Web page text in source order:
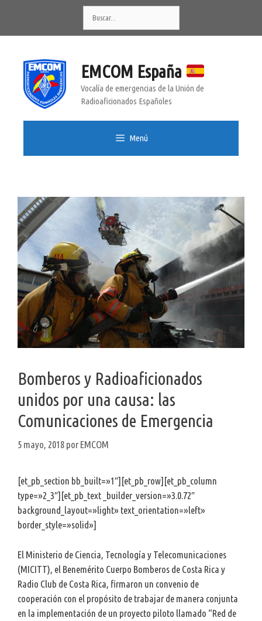
contenido
EMCOM España
Vocalía de emergencias de la Unión de
Radioaficionados Españoles
Menú
Bomberos y Radioaficionados
unidos por una causa: las
Comunicaciones de Emergencia
5 mayo, 2018 por EMCOM
[et_pb_section bb_built=»1″][et_pb_row][et_pb_column
type=»2_3″][et_pb_text _builder_version=»3.0.72″
background_layout=»light» text_orientation=»left»
border_style=»solid»]
El Ministerio de Ciencia, Tecnología y Telecomunicaciones
(MICITT), el Benemérito Cuerpo Bomberos de Costa Rica y
Radio Club de Costa Rica, firmaron un convenio de
cooperación con el propósito de trabajar de manera conjunta
en la implementación de un proyecto piloto llamado “Red de